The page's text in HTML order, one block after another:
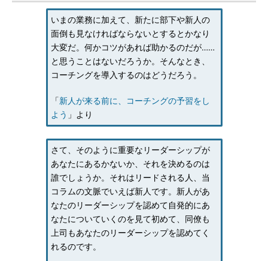
いまの業務に加えて、新たに部下や新人の
面倒も見なければならないとするとかなり
大変だ。何かコツがあれば助かるのだが……
と思うことはないだろうか。そんなとき、
コーチングを導入するのはどうだろう。
「新人が来る前に、コーチングの予習をし
よう 」より
さて、そのように重要なリーダーシップが
あなたにあるかないか、それを決めるのは
誰でしょうか。それはリードされる人、当
コラムの文脈でいえば新人です。新人があ
なたのリーダーシップを認めて自発的にあ
なたについていくのを見て初めて、同僚も
上司もあなたのリーダーシップを認めてく
れるのです。